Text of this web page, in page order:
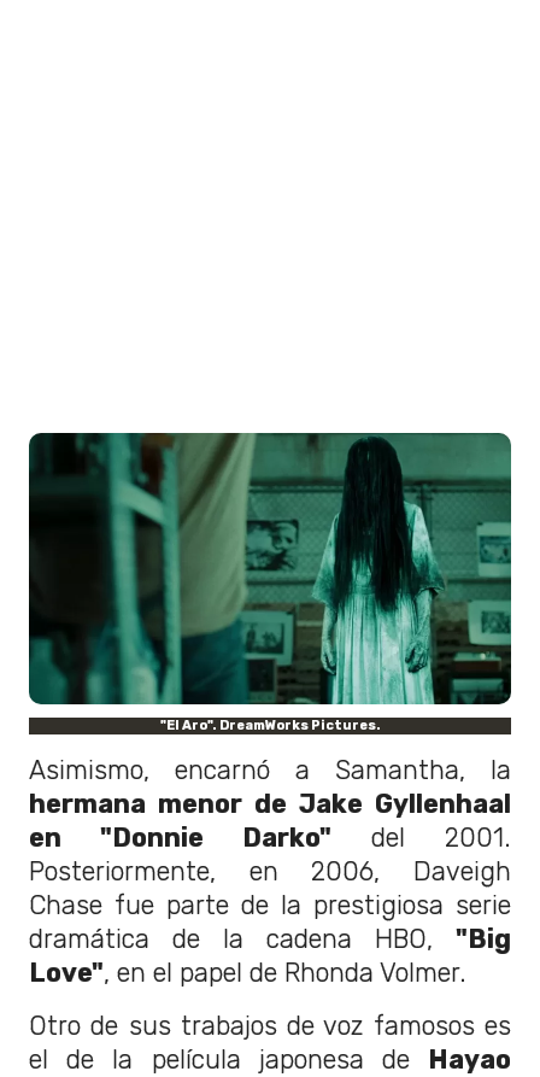
"El Aro". DreamWorks Pictures.
Asimismo, encarnó a Samantha, la
hermana menor de Jake Gyllenhaal
en "Donnie Darko" del 2001.
Posteriormente, en 2006, Daveigh
Chase fue parte de la prestigiosa serie
dramática de la cadena HBO, "Big
Love", en el papel de Rhonda Volmer.
Otro de sus trabajos de voz famosos es
el de la película japonesa de
Hayao